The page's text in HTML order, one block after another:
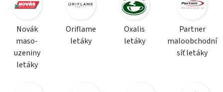
Novák
maso-
uzeniny
letáky
Oriflame
letáky
Oxalis
letáky
Partner
maloobchodní
síť letáky